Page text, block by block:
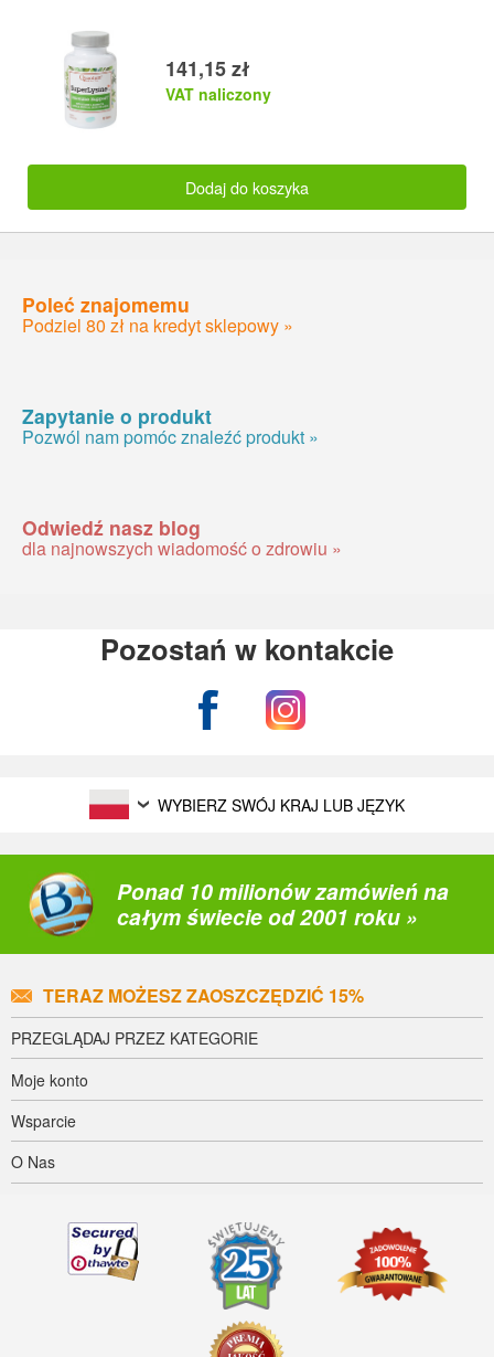
141,15 zł
VAT naliczony
Dodaj do koszyka
Poleć znajomemu
Podziel 80 zł na kredyt sklepowy »
Zapytanie o produkt
Pozwól nam pomóc znaleźć produkt »
Odwiedź nasz blog
dla najnowszych wiadomość o zdrowiu »
Pozostań w kontakcie
WYBIERZ SWÓJ KRAJ LUB JĘZYK
Ponad 10 milionów zamówień na
całym świecie od 2001 roku »
TERAZ MOŻESZ ZAOSZCZĘDZIĆ 15%
PRZEGLĄDAJ PRZEZ KATEGORIE
Moje konto
Wsparcie
O Nas